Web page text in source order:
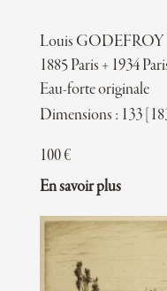
Louis GODEFROY
1885 Paris + 1934
Eau-forte originale
Dimensions : 133
100€
En savoir plus